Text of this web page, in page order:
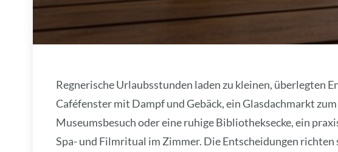
Regnerische Urlaubsstunden laden zu kleinen, überlegten
Caféfenster mit Dampf und Gebäck, ein Glasdachmarkt
Museumsbesuch oder eine ruhige Bibliotheksecke, ein
Spa- und Filmritual im Zimmer. Die Entscheidungen richten